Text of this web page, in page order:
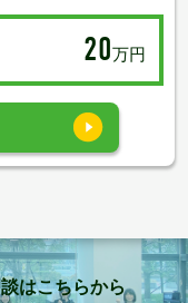
20万円
はこちらから